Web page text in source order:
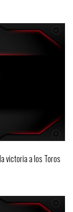
victoria a los Toros